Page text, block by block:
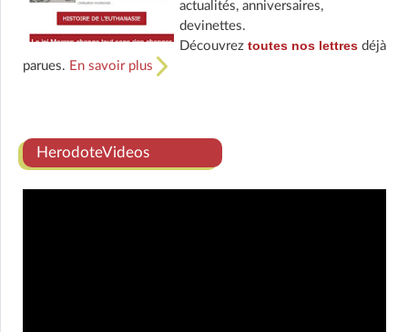
actualités, anniversaires,
devinettes.
Découvrez toutes nos lettresdéjà
parues. En savoir plus
HerodoteVideos